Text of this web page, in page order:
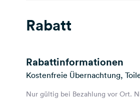
Rabatt
Rabattinformationen
Kostenfreie Übernachtung,
Nur gültig bei Bezahlung vor Ort.